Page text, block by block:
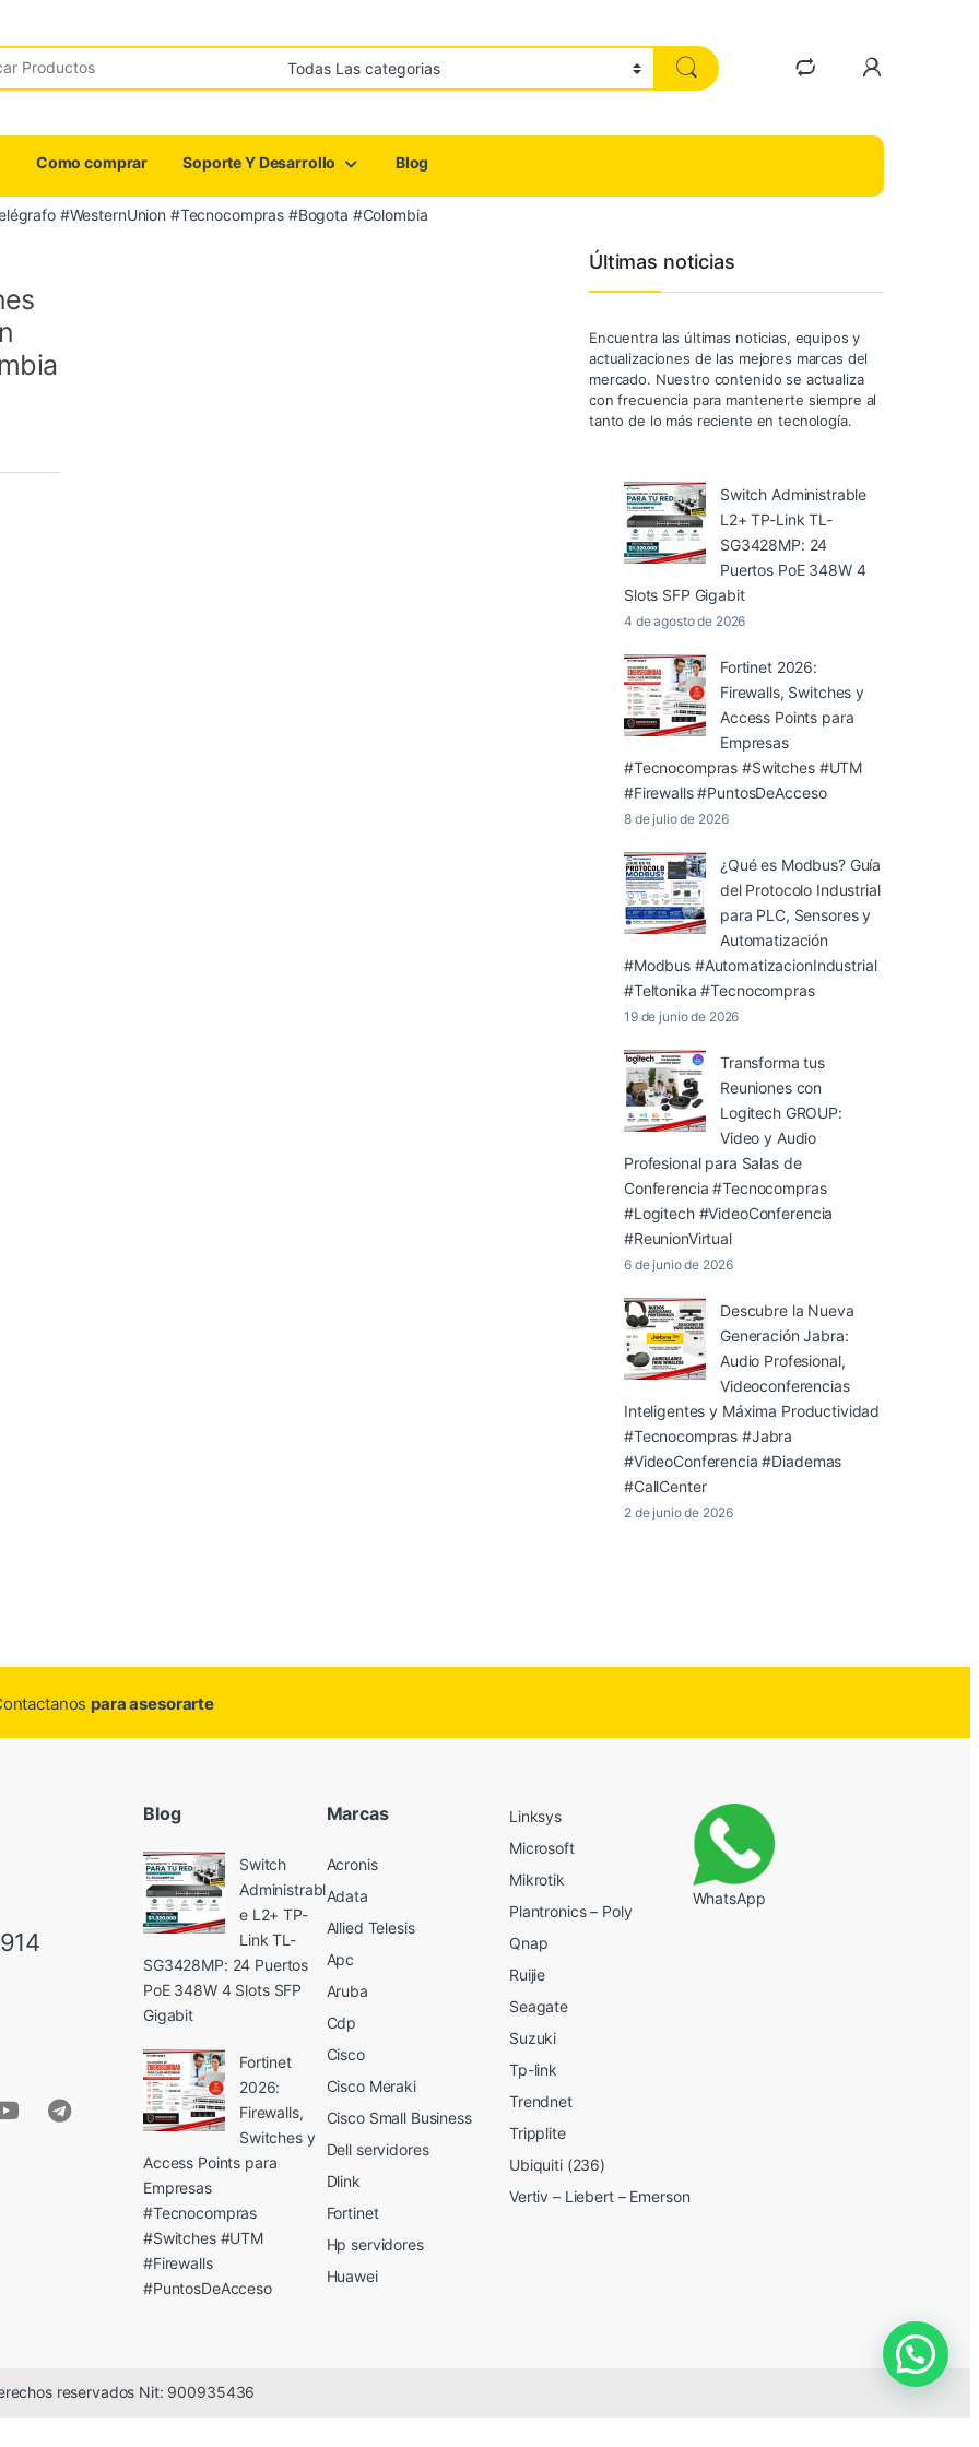
Como comprar Soporte Y Desarrollo Blog
#WesternUnion #Tecnocompras #Bogota #Colombia
Últimas noticias
Encuentra las últimas noticias, equipos y
actualizaciones de las mejores marcas del
mercado. Nuestro contenido se actualiza
con frecuencia para mantenerte siempre al
tanto de lo más reciente en tecnología.
Switch Administrable
L2+ TP-Link TL-
SG3428MP: 24
Puertos PoE 348W 4
Slots SFP Gigabit
4 de agosto de 2026
Fortinet 2026:
Firewalls, Switches y
Access Points para
Empresas
#Tecnocompras #Switches #UTM
#Firewalls #PuntosDeAcceso
8 de julio de 2026
¿Qué es Modbus? Guía
del Protocolo Industrial
para PLC, Sensores y
Automatización
#Modbus #AutomatizacionIndustrial
#Teltonika #Tecnocompras
19 de junio de 2026
Transforma tus
Reuniones con
Logitech GROUP:
Video y Audio
Profesional para Salas de
Conferencia #Tecnocompras
#Logitech #VideoConferencia
#ReunionVirtual
6 de junio de 2026
Descubre la Nueva
Generación Jabra:
Audio Profesional,
Videoconferencias
Inteligentes y Máxima Productividad
#Tecnocompras #Jabra
#VideoConferencia #Diademas
#CallCenter
2 de junio de 2026
para asesorarte
Blog
Switch
Administrabl
e L2+ TP-
Link TL-
SG3428MP: 24 Puertos
PoE 348W 4 Slots SFP
Gigabit
Fortinet
2026:
Firewalls,
Switches y
Access Points para
Empresas
#Tecnocompras
#Switches #UTM
#Firewalls
#PuntosDeAcceso
Marcas
Acronis
Adata
Allied Telesis
Apc
Aruba
Cdp
Cisco
Cisco Meraki
Cisco Small Business
Dell servidores
Dlink
Fortinet
Hp servidores
Huawei
Linksys
Microsoft
Mikrotik
Plantronics – Poly
Qnap
Ruijie
Seagate
Suzuki
Tp-link
Trendnet
Tripplite
Ubiquiti (236)
Vertiv – Liebert – Emerson
WhatsApp
reservados Nit: 900935436